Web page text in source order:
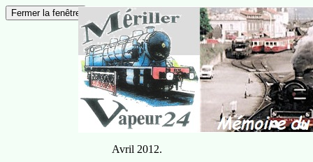
Avril 2012.